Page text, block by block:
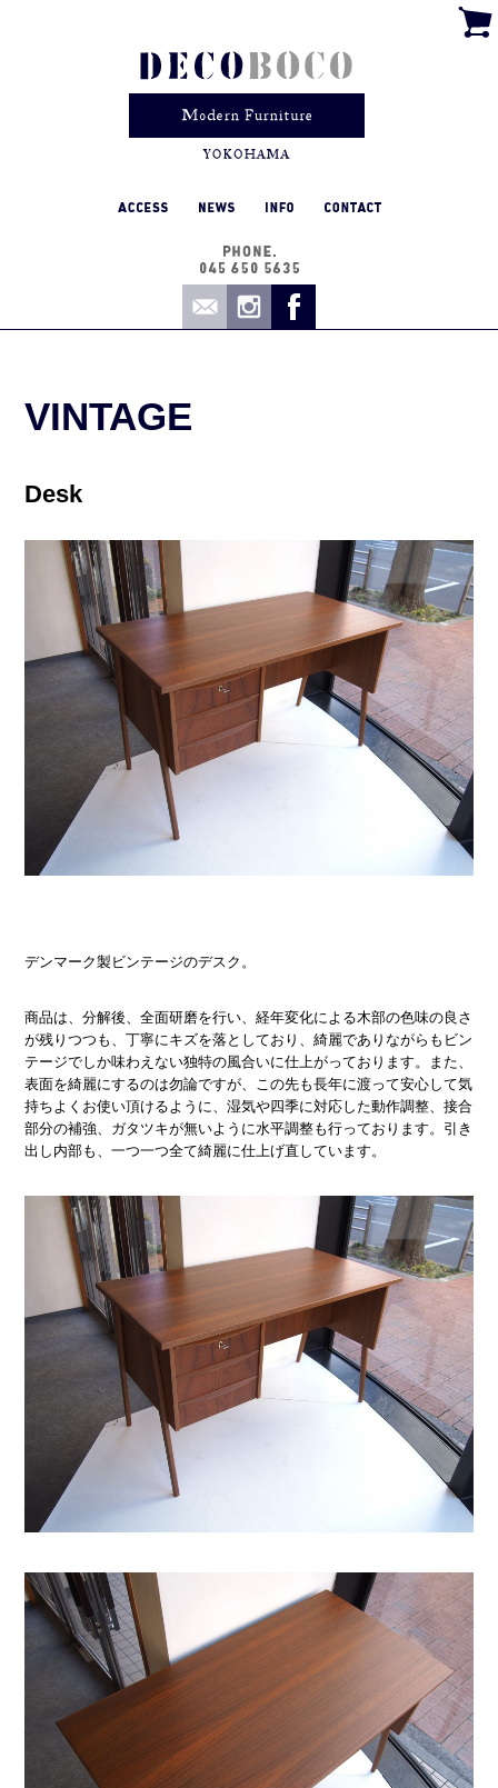
VINTAGE
Desk
デンマーク製ビンテージのデスク。
商品は、分解後、全面研磨を行い、経年変化による木部の色味の良さ
が残りつつも、丁寧にキズを落としており、綺麗でありながらもビン
テージでしか味わえない独特の風合いに仕上がっております。また、
表面を綺麗にするのは勿論ですが、この先も長年に渡って安心して気
持ちよくお使い頂けるように、湿気や四季に対応した動作調整、接合
部分の補強、ガタツキが無いように水平調整も行っております。引き
出し内部も、一つ一つ全て綺麗に仕上げ直しています。